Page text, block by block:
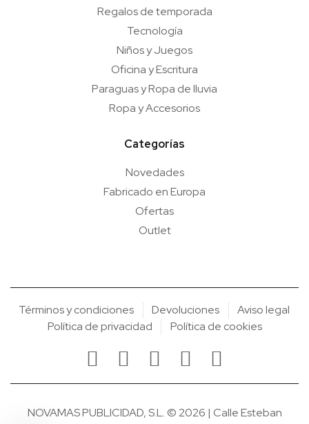
Regalos de temporada
Tecnología
Niños y Juegos
Oficina y Escritura
Paraguas y Ropa de lluvia
Ropa y Accesorios
Categorías
Novedades
Fabricado en Europa
Ofertas
Outlet
Términos y condiciones Devoluciones
Aviso legal
Política de privacidad
Política de cookies
NOVAMAS PUBLICIDAD, S.L. © 2026 | Calle Esteban